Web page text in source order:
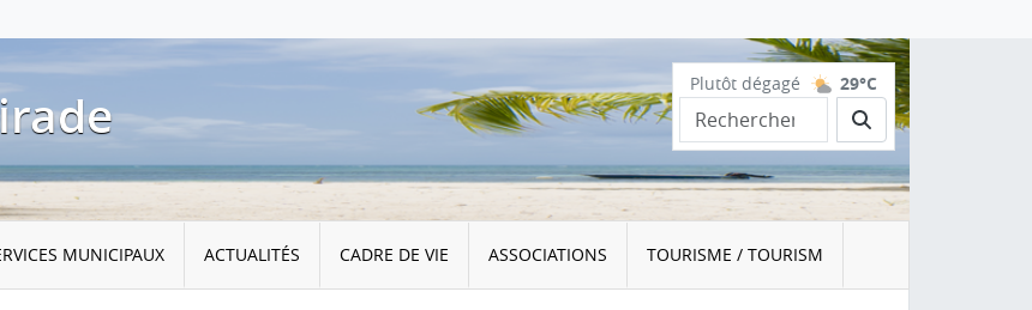
Plutôt dégagé 29°C
Rechercher
MUNICIPAUX ACTUALITÉS CADRE DE VIE ASSOCIATIONS TOURISME / TOURISM